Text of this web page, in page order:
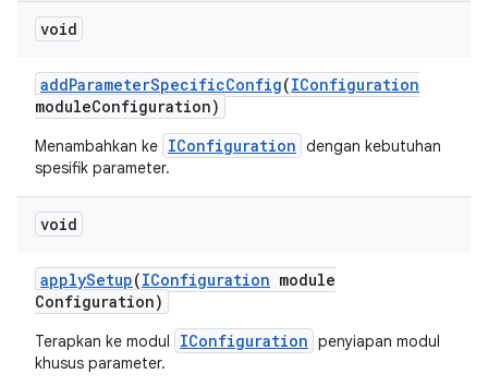
void
addParameterSpecificConfig(IConfiguration
moduleConfiguration)
Menambahkan ke IConfiguration dengan kebutuhan
spesifik parameter.
void
applySetup(IConfiguration module
Configuration)
Terapkan ke modul IConfiguration penyiapan modul
khusus parameter.